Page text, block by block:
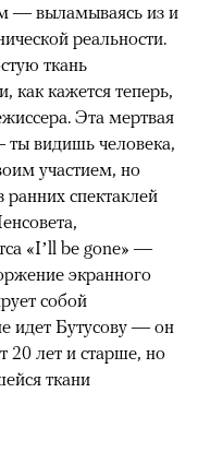
— выламываясь из и
реальности.
ткань
как кажется теперь,
Эта мертвая
видишь человека,
участием, но
спектаклей
«I’ll be gone» —
экранного
собой
идет Бутусову — он
20 лет и старше, но
ткани